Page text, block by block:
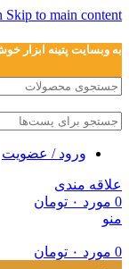
Skip to main content
به وبسایت پتینه ابزار خوش
ورود / عضویت
علاقه مندی
0 مورد ۰ تومان
منو
0 مورد ۰ تومان